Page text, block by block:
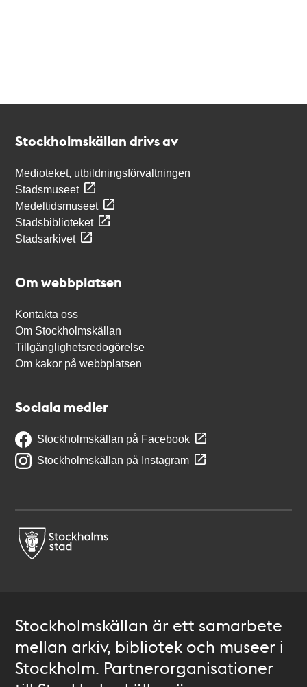
Stockholmskällan drivs av
Medioteket, utbildningsförvaltningen
Stadsmuseet
Medeltidsmuseet
Stadsbiblioteket
Stadsarkivet
Om webbplatsen
Kontakta oss
Om Stockholmskällan
Tillgänglighetsredogörelse
Om kakor på webbplatsen
Sociala medier
Stockholmskällan på Facebook
Stockholmskällan på Instagram
Stockholmskällan är ett samarbete
mellan arkiv, bibliotek och museer i
Stockholm. Partnerorganisationer